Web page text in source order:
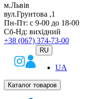
м.Львів
вул.Грунтова ,1
Пн-Пт: с 9-00 до 18-00
Сб-Нд: вихідний
+38 (067) 374-73-00
RU
UA
Каталог товаров